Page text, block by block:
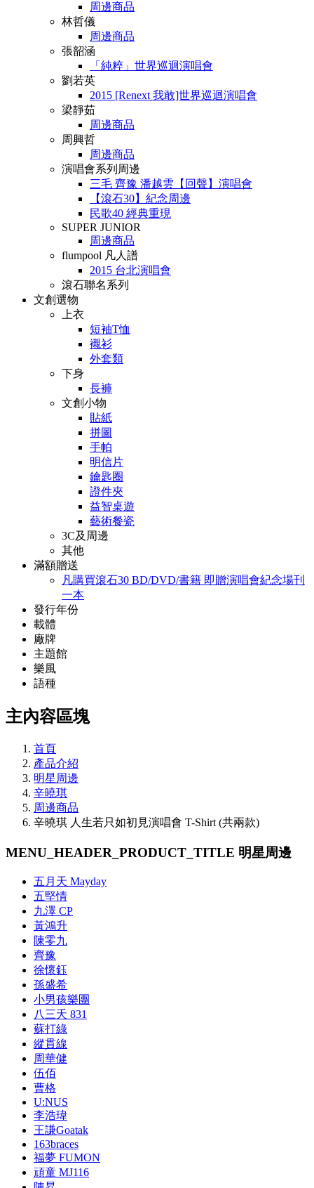
周邊商品
林哲儀
周邊商品
張韶涵
「純粹」世界巡迴演唱會
劉若英
2015 [Renext 我敢]世界巡迴演唱會
梁靜茹
周邊商品
周興哲
周邊商品
演唱會系列周邊
三毛 齊豫 潘越雲【回聲】演唱會
【滾石30】紀念周邊
民歌40 經典重現
SUPER JUNIOR
周邊商品
flumpool 凡人譜
2015 台北演唱會
滾石聯名系列
文創選物
上衣
短袖T恤
襯衫
外套類
下身
長褲
文創小物
貼紙
拼圖
手帕
明信片
鑰匙圈
證件夾
益智桌遊
藝術餐瓷
3C及周邊
其他
滿額贈送
凡購買滾石30 BD/DVD/書籍 即贈演唱會紀念場刊
一本
發行年份
載體
廠牌
主題館
樂風
語種
主內容區塊
首頁
產品介紹
明星周邊
辛曉琪
周邊商品
辛曉琪 人生若只如初見演唱會 T-Shirt (共兩款)
MENU_HEADER_PRODUCT_TITLE 明星周邊
五月天 Mayday
五堅情
九澤 CP
黃鴻升
陳零九
齊豫
徐懷鈺
孫盛希
小男孩樂團
八三夭 831
蘇打綠
縱貫線
周華健
伍佰
曹格
U:NUS
李浩瑋
王謙Goatak
163braces
福夢 FUMON
頑童 MJ116